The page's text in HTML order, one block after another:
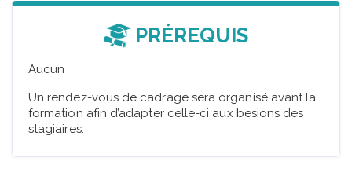
PRÉREQUIS
Aucun
Un rendez-vous de cadrage sera organisé avant la
formation afin d’adapter celle-ci aux besions des
stagiaires.